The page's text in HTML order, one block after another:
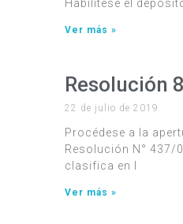
Habilítese el
Ver más »
Resolución
22 de julio de 2019
Procédese a la
Resolución N° 437/
clasifica en l
Ver más »